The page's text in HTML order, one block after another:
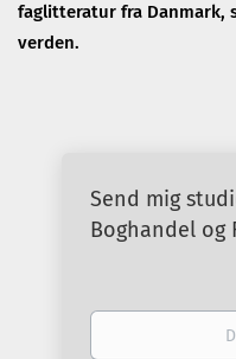
faglitteratur fra Danmark,
verden.
Send mig
Boghandel og
Din